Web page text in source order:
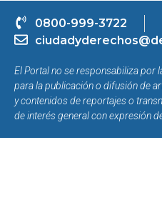
0800-999-3722
El Portal no se responsabiliza por
para la publicación o difusión de
y contenidos de reportajes o
de interés general con expresión